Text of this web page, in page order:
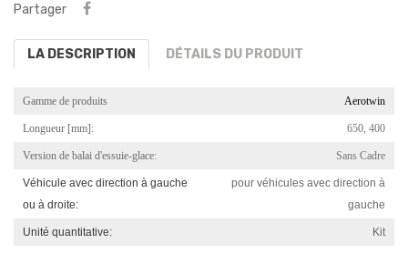
Partager
LA DESCRIPTION DÉTAILS DU PRODUIT
Gamme de produits Aerotwin
Longueur [mm]: 650, 400
Version de balai d'essuie-glace: Sans Cadre
Véhicule avec direction à gauche
ou à droite:
pour véhicules avec direction à
gauche
Unité quantitative: Kit